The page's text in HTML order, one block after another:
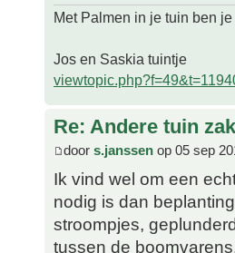
Met Palmen in je tuin ben
Jos en Saskia tuintje
Re: Andere tuin
door s.janssen op 05 sep
Ik vind wel om een
nodig is dan
stroompjes,
tussen de